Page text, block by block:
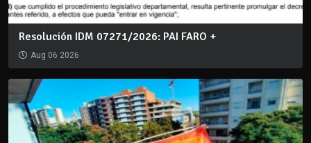
Resolución IDM 07271/2026: PAI FARO +
Aug 06 2026